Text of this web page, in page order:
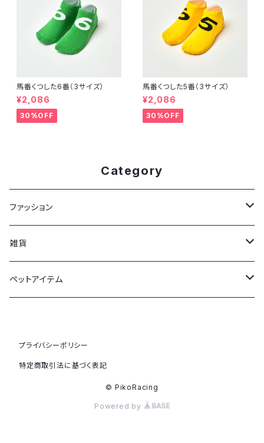
馬番くつした6番（3サイズ）
¥2,086
30%OFF
馬番くつした5番（3サイズ）
¥2,086
30%OFF
Category
ファッション
Tシャツ
靴下
マフラータオル
雑貨
馬券ケース
ペットアイテム
プライバシーポリシー
特定商取引法に基づく表記
© PikoRacing
Powered by